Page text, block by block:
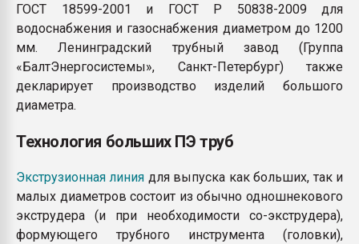
ГОСТ 18599-2001 и ГОСТ Р 50838-2009 для
водоснабжения и газоснабжения диаметром до 1200
мм. Ленинградский трубный завод (Группа
«БалтЭнергосистемы», Санкт-Петербург) также
декларирует производство изделий большого
диаметра.
Технология больших ПЭ труб
Экструзионная линия для выпуска как больших, так и
малых диаметров состоит из обычно одношнекового
экструдера (и при необходимости со-экструдера),
формующего трубного инструмента (головки),